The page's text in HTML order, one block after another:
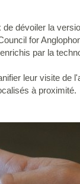
dévoiler la
for
par la
leur visite de
à proximité.